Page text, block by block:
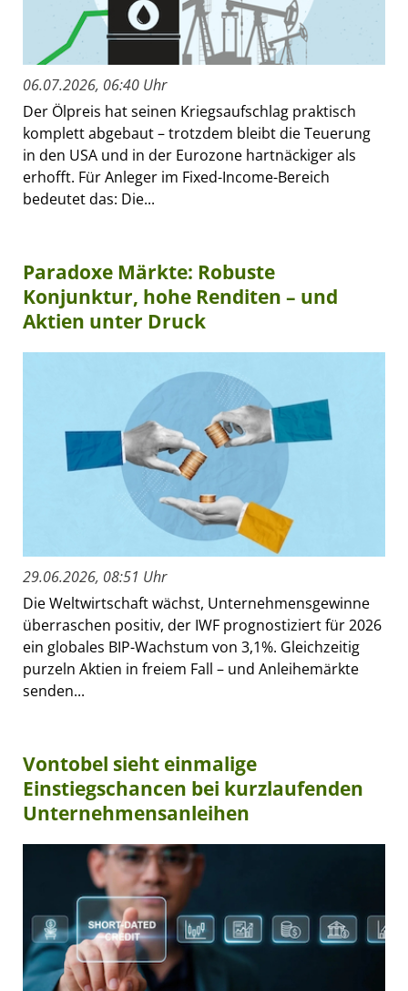
06.07.2026, 06:40 Uhr
Der Ölpreis hat seinen Kriegsaufschlag praktisch
komplett abgebaut – trotzdem bleibt die Teuerung
in den USA und in der Eurozone hartnäckiger als
erhofft. Für Anleger im Fixed-Income-Bereich
bedeutet das: Die...
Paradoxe Märkte: Robuste
Konjunktur, hohe Renditen – und
Aktien unter Druck
29.06.2026, 08:51 Uhr
Die Weltwirtschaft wächst, Unternehmensgewinne
überraschen positiv, der IWF prognostiziert für 2026
ein globales BIP-Wachstum von 3,1%. Gleichzeitig
purzeln Aktien in freiem Fall – und Anleihemärkte
senden...
Vontobel sieht einmalige
Einstiegschancen bei kurzlaufenden
Unternehmensanleihen